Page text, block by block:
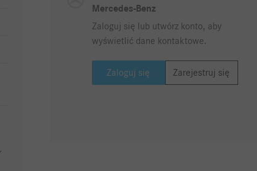
Mercedes-Benz
Zaloguj się lub utwórz konto, aby
wyświetlić dane kontaktowe.
Zaloguj się Zarejestruj się